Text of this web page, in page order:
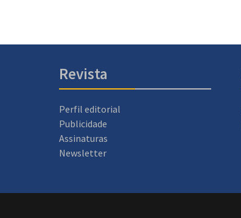
Revista
Perfil editorial
Publicidade
Assinaturas
Newsletter